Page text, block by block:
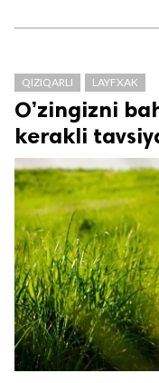
QIZIQARLI LAYFXAK
O’zingizni
kerakli